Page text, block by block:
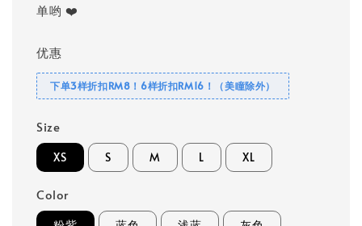
单哟 ❤️
优惠
下单3样折扣RM8！6样折扣RM16！（美瞳除外）
Size
XS S M L XL
Color